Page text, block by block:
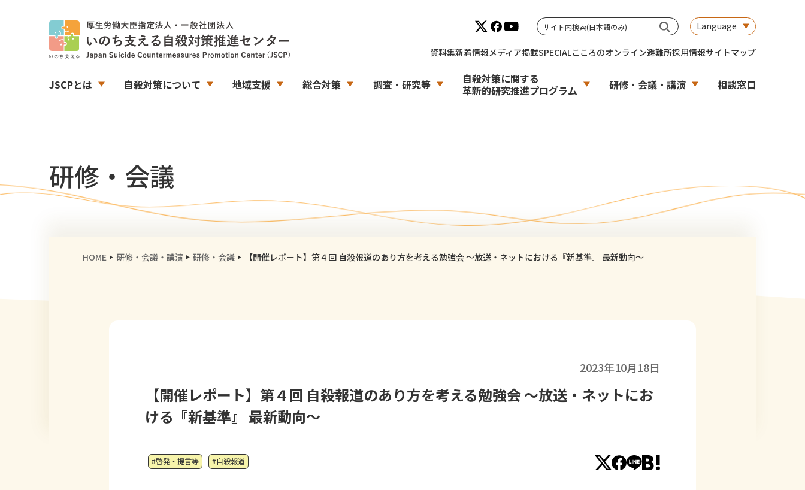
Language
資料集新着情報メディア掲載SPECIALこころのオンライン避難所採用情報サイトマップ
JSCPとは 自殺対策について 地域支援 総合対策 調査・研究等
自殺対策に関する
革新的研究推進プログラム
研修・会議・講演 相談窓口
研修・会議
HOME 研修・会議・講演 研修・会議 【開催レポート】第４回 自殺報道のあり方を考える勉強会 〜放送・ネットにおける『新基準』 最新動向〜
2023年10月18日
【開催レポート】第４回 自殺報道のあり方を考える勉強会 〜放送・ネットにお
ける『新基準』 最新動向〜
#啓発・提言等 #自殺報道